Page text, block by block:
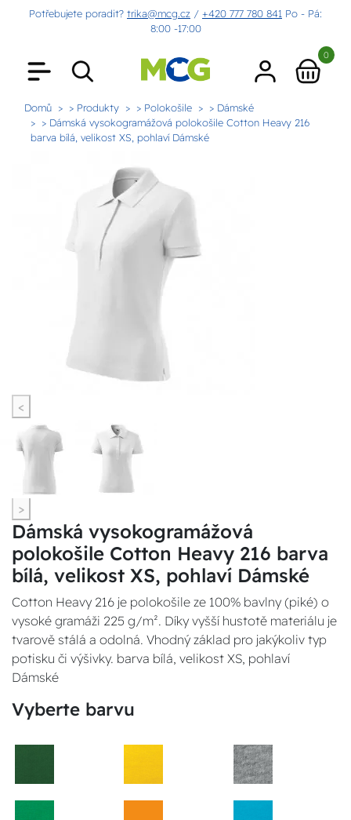
Potřebujete poradit? trika@mcg.cz / +420 777 780 841 Po - Pá:
8:00 -17:00
0
Domů > Produkty > Polokošile
> Dámské
> Dámská vysokogramážová polokošile Cotton Heavy 216
barva bílá, velikost XS, pohlaví Dámské
<
>
Dámská vysokogramážová
polokošile Cotton Heavy 216 barva
bílá, velikost XS, pohlaví Dámské
Cotton Heavy 216 je polokošile ze 100% bavlny (piké) o
vysoké gramáži 225 g/m². Díky vyšší hustotě materiálu je
tvarově stálá a odolná. Vhodný základ pro jakýkoliv typ
potisku či výšivky. barva bílá, velikost XS, pohlaví
Dámské
Vyberte barvu